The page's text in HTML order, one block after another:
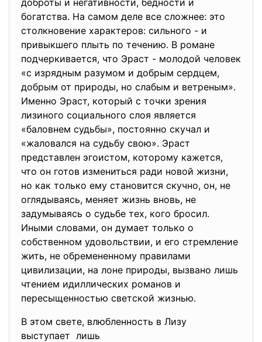
доброты и негативности, бедности и
богатства. На самом деле все сложнее: это
столкновение характеров: сильного - и
привыкшего плыть по течению. В романе
подчеркивается, что Эраст - молодой человек
«с изрядным разумом и добрым сердцем,
добрым от природы, но слабым и ветреным».
Именно Эраст, который с точки зрения
лизиного социального слоя является
«баловнем судьбы», постоянно скучал и
«жаловался на судьбу свою». Эраст
представлен эгоистом, которому кажется,
что он готов измениться ради новой жизни,
но как только ему становится скучно, он, не
оглядываясь, меняет жизнь вновь, не
задумываясь о судьбе тех, кого бросил.
Иными словами, он думает только о
собственном удовольствии, и его стремление
жить, не обремененному правилами
цивилизации, на лоне природы, вызвано лишь
чтением идиллических романов и
пересыщенностью светской жизнью.
В этом свете, влюбленность в Лизу
выступает лишь